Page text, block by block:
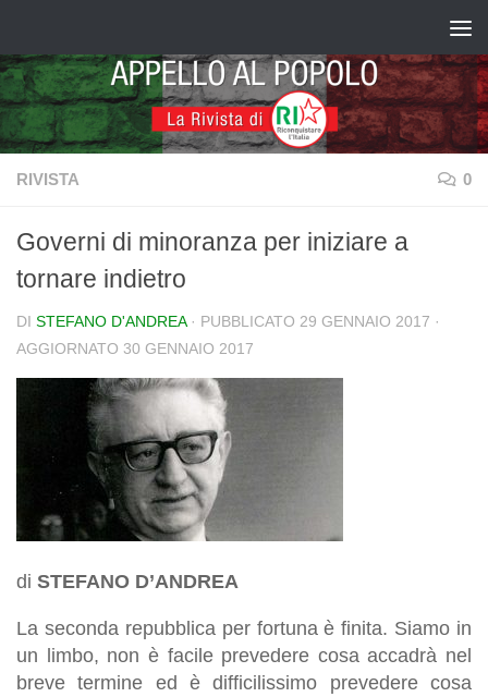
RIVISTA 0
Governi di minoranza per iniziare a
tornare indietro
DI STEFANO D'ANDREA · PUBBLICATO 29 GENNAIO 2017 ·
AGGIORNATO 30 GENNAIO 2017
di STEFANO D’ANDREA
La seconda repubblica per fortuna è finita. Siamo in
un limbo, non è facile prevedere cosa accadrà nel
breve termine ed è difficilissimo prevedere cosa